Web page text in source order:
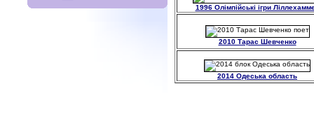
1996 Олімпійські ігри
2010 Тарас Шевченко
2014 Одеська область